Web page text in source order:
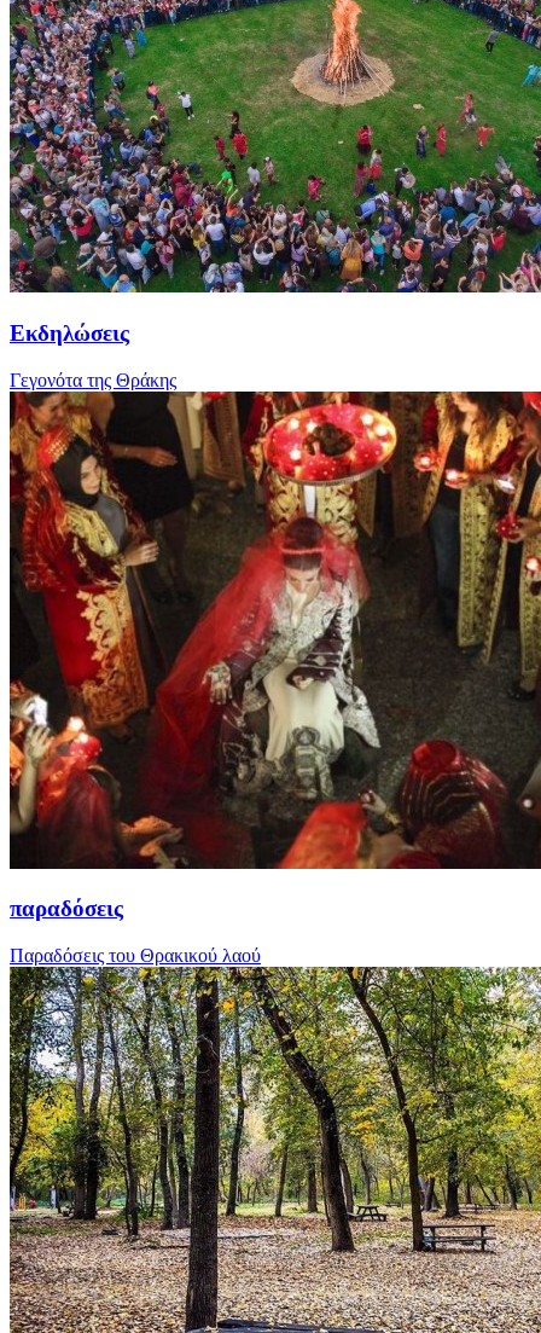
Εκδηλώσεις
Γεγονότα της Θράκης
παραδόσεις
Παραδόσεις του Θρακικού λαού